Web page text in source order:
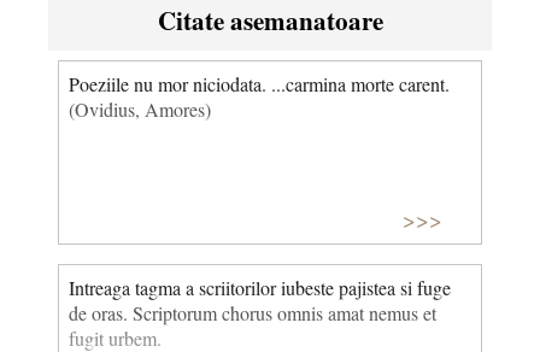
Citate asemanatoare
Poeziile nu mor niciodata. ...carmina morte carent.
(Ovidius, Amores)
>>>
Intreaga tagma a scriitorilor iubeste pajistea si fuge
de oras. Scriptorum chorus omnis amat nemus et
fugit urbem.